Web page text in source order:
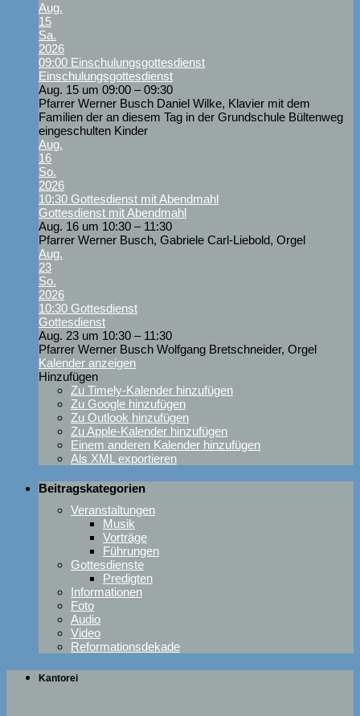
Aug.
15
Sa.
2026
09:00 Einschulungsgottesdienst
Einschulungsgottesdienst
Aug. 15 um 09:00 – 09:30
Pfarrer Werner Busch Daniel Wilke, Klavier mit dem
Familien der an diesem Tag in der Grundschule Bültenweg
eingeschulten Kinder
Aug.
16
So.
2026
10:30 Gottesdienst mit Abendmahl
Gottesdienst mit Abendmahl
Aug. 16 um 10:30 – 11:30
Pfarrer Werner Busch, Gabriele Carl-Liebold, Orgel
Aug.
23
So.
2026
10:30 Gottesdienst
Gottesdienst
Aug. 23 um 10:30 – 11:30
Pfarrer Werner Busch Wolfgang Bretschneider, Orgel
Kalender anzeigen
Hinzufügen
Zu Timely-Kalender hinzufügen
Zu Google hinzufügen
Zu Outlook hinzufügen
Zu Apple-Kalender hinzufügen
Einem anderen Kalender hinzufügen
Als XML exportieren
Beitragskategorien
Veranstaltungen
Musik
Vorträge
Führungen
Gottesdienste
Predigten
Informationen
Foto
Audio
Video
Reformationsdekade
Kantorei